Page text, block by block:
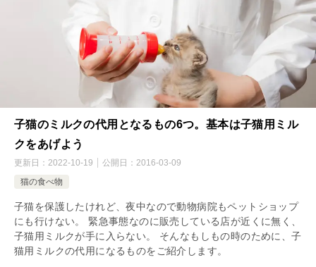
子猫のミルクの代用となるもの6つ。基本は子猫用ミル
クをあげよう
更新日： 2022-10-19 公開日： 2016-03-09
猫の食べ物
子猫を保護したけれど、夜中なので動物病院もペットショップ
にも行けない。 緊急事態なのに販売している店が近くに無く、
子猫用ミルクが手に入らない。 そんなもしもの時のために、子
猫用ミルクの代用になるものをご紹介します。